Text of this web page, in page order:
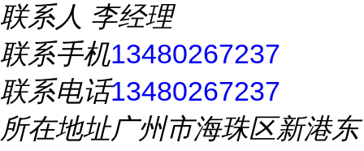
联系人 李经理
联系手机13480267237
联系电话13480267237
所在地址广州市海珠区新港东